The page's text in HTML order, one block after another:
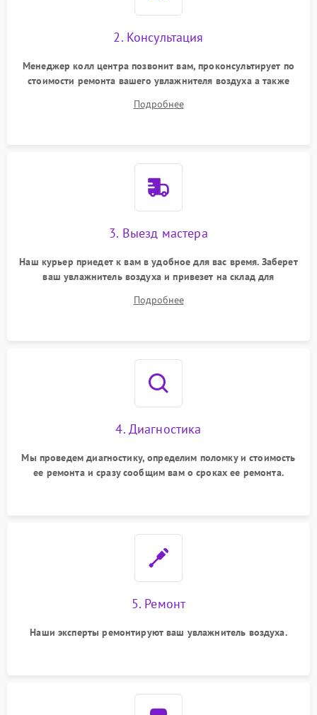
2. Консультация
Менеджер колл центра позвонит вам, проконсультирует по
стоимости ремонта вашего увлажнителя воздуха а также
Подробнее
3. Выезд мастера
Наш курьер приедет к вам в удобное для вас время. Заберет
ваш увлажнитель воздуха и привезет на склад для
Подробнее
4. Диагностика
Мы проведем диагностику, определим поломку и стоимость
ее ремонта и сразу сообщим вам о сроках ее ремонта.
5. Ремонт
Наши эксперты ремонтируют ваш увлажнитель воздуха.